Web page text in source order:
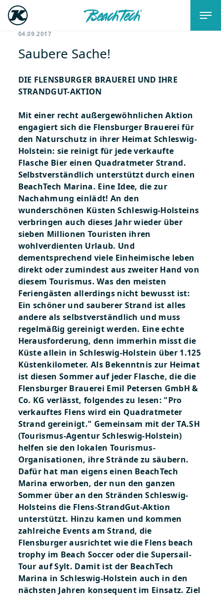
04.09.2017
Saubere Sache!
DIE FLENSBURGER BRAUEREI UND IHRE
STRANDGUT-AKTION
Mit einer recht außergewöhnlichen Aktion
engagiert sich die Flensburger Brauerei für
den Naturschutz in ihrer Heimat Schleswig-
Holstein: sie reinigt für jede verkaufte
Flasche Bier einen Quadratmeter Strand.
Selbstverständlich unterstützt durch einen
BeachTech Marina. Eine Idee, die zur
Nachahmung einlädt! An den
wunderschönen Küsten Schleswig-Holsteins
verbringen auch dieses Jahr wieder über
sieben Millionen Touristen ihren
wohlverdienten Urlaub. Und
dementsprechend viele Einheimische leben
direkt oder zumindest aus zweiter Hand von
diesem Tourismus. Was den meisten
Feriengästen allerdings nicht bewusst ist:
Ein schöner und sauberer Strand ist alles
andere als selbstverständlich und muss
regelmäßig gereinigt werden. Eine echte
Herausforderung, denn immerhin misst die
Küste allein in Schleswig-Holstein über 1.125
Küstenkilometer. Als Bekenntnis zur Heimat
ist diesen Sommer auf jeder Flasche, die die
Flensburger Brauerei Emil Petersen GmbH &
Co. KG verlässt, folgendes zu lesen: "Pro
verkauftes Flens wird ein Quadratmeter
Strand gereinigt." Gemeinsam mit der TA.SH
(Tourismus-Agentur Schleswig-Holstein)
helfen sie den lokalen Tourismus-
Organisationen, ihre Strände zu säubern.
Dafür hat man eigens einen BeachTech
Marina erworben, der nun den ganzen
Sommer über an den Stränden Schleswig-
Holsteins die Flens-StrandGut-Aktion
unterstützt. Hinzu kamen und kommen
zahlreiche Events am Strand, die
Flensburger ausrichtet wie die Flens beach
trophy im Beach Soccer oder die Supersail-
Tour auf Sylt. Damit ist der BeachTech
Marina in Schleswig-Holstein auch in den
nächsten Jahren konsequent im Einsatz. Ziel